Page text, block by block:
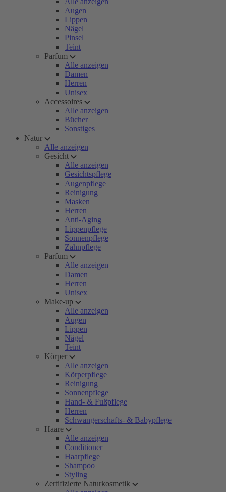
Augen
Lippen
Nägel
Pinsel
Teint
Parfum
Alle anzeigen
Damen
Herren
Unisex
Accessoires
Alle anzeigen
Bücher
Sonstiges
Natur
Alle anzeigen
Gesicht
Alle anzeigen
Gesichtspflege
Augenpflege
Reinigung
Masken
Herren
Anti-Aging
Lippenpflege
Sonnenpflege
Zahnpflege
Parfum
Alle anzeigen
Damen
Herren
Unisex
Make-up
Alle anzeigen
Augen
Lippen
Nägel
Teint
Körper
Alle anzeigen
Körperpflege
Reinigung
Sonnenpflege
Hand- & Fußpflege
Herren
Schwangerschafts- & Babypflege
Haare
Alle anzeigen
Conditioner
Haarpflege
Shampoo
Styling
Zertifizierte Naturkosmetik